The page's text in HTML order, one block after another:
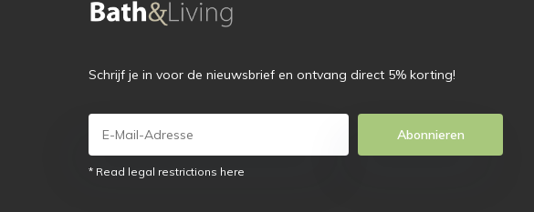
Schrijf je in voor de nieuwsbrief en ontvang direct 5% korting!
Abonnieren
* Read legal restrictions here